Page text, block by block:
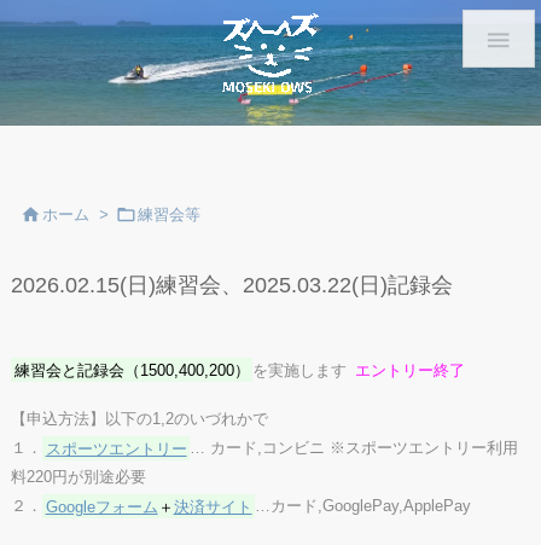

 ホーム > 練習会等
2026.02.15(日)練習会、2025.03.22(日)記録会
練習会と記録会（1500,400,200） を実施します エントリー終了
【申込方法】以下の1,2のいづれかで
１．
スポーツエントリー … カード,コンビニ ※スポーツエントリー利用
料220円が別途必要
２． Googleフォーム ＋ 決済サイト …カード,GooglePay,ApplePay